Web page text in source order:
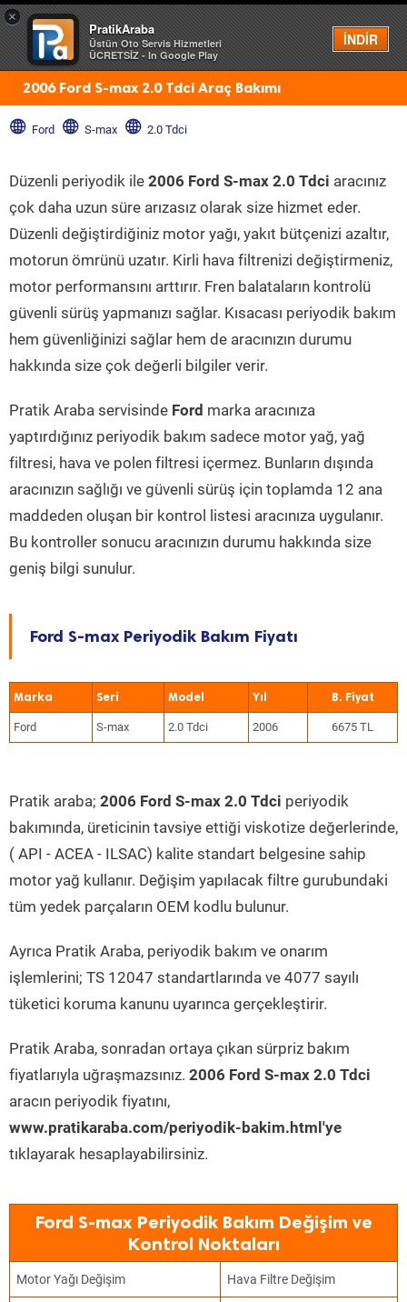
×
PratikAraba
Üstün Oto Servis Hizmetleri
ÜCRETSİZ - In Google Play
İNDİR
Menü
2006 Ford S-max 2.0 Tdci Araç Bakımı
Ford S-max 2.0 Tdci
Düzenli periyodik ile 2006 Ford S-max 2.0 Tdci aracınız
çok daha uzun süre arızasız olarak size hizmet eder.
Düzenli değiştirdiğiniz motor yağı, yakıt bütçenizi azaltır,
motorun ömrünü uzatır. Kirli hava filtrenizi değiştirmeniz,
motor performansını arttırır. Fren balataların kontrolü
güvenli sürüş yapmanızı sağlar. Kısacası periyodik bakım
hem güvenliğinizi sağlar hem de aracınızın durumu
hakkında size çok değerli bilgiler verir.
Pratik Araba servisinde Ford marka aracınıza
yaptırdığınız periyodik bakım sadece motor yağ, yağ
filtresi, hava ve polen filtresi içermez. Bunların dışında
aracınızın sağlığı ve güvenli sürüş için toplamda 12 ana
maddeden oluşan bir kontrol listesi aracınıza uygulanır.
Bu kontroller sonucu aracınızın durumu hakkında size
geniş bilgi sunulur.
Ford S-max Periyodik Bakım Fiyatı
Marka Seri Model Yıl
Ford S-max 2.0 Tdci 2006 6675 TL
Pratik araba; 2006 Ford S-max 2.0 Tdci periyodik
bakımında, üreticinin tavsiye ettiği viskotize değerlerinde,
( API - ACEA - ILSAC) kalite standart belgesine sahip
motor yağ kullanır. Değişim yapılacak filtre gurubundaki
tüm yedek parçaların OEM kodlu bulunur.
Ayrıca Pratik Araba, periyodik bakım ve onarım
işlemlerini; TS 12047 standartlarında ve 4077 sayılı
tüketici koruma kanunu uyarınca gerçekleştirir.
Pratik Araba, sonradan ortaya çıkan sürpriz bakım
fiyatlarıyla uğraşmazsınız. 2006 Ford S-max 2.0 Tdci
aracın periyodik fiyatını,
www.pratikaraba.com/periyodik-bakim.html'ye
tıklayarak hesaplayabilirsiniz.
Ford S-max Periyodik Bakım Değişim ve
Kontrol Noktaları
Motor Yağı Değişim Hava Filtre Değişim